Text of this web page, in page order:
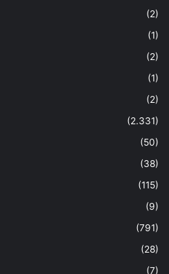
(2)
(1)
(2)
(1)
(2)
(2.331)
(50)
(38)
(115)
(9)
(791)
(28)
(7)